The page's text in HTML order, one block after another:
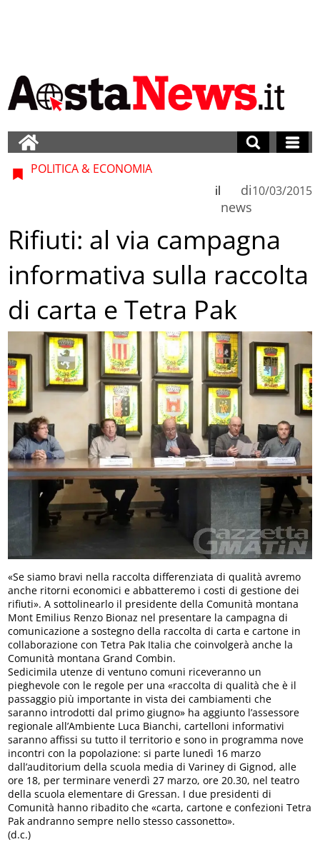
POLITICA & ECONOMIA
di
news
il 10/03/2015
Rifiuti: al via campagna
informativa sulla raccolta
di carta e Tetra Pak
«Se siamo bravi nella raccolta differenziata di qualità avremo
anche ritorni economici e abbatteremo i costi di gestione dei
rifiuti». A sottolinearlo il presidente della Comunità montana
Mont Emilius Renzo Bionaz nel presentare la campagna di
comunicazione a sostegno della raccolta di carta e cartone in
collaborazione con Tetra Pak Italia che coinvolgerà anche la
Comunità montana Grand Combin.
Sedicimila utenze di ventuno comuni riceveranno un
pieghevole con le regole per una «raccolta di qualità che è il
passaggio più importante in vista dei cambiamenti che
saranno introdotti dal primo giugno» ha aggiunto l’assessore
regionale all’Ambiente Luca Bianchi, cartelloni informativi
saranno affissi su tutto il territorio e sono in programma nove
incontri con la popolazione: si parte lunedì 16 marzo
dall’auditorium della scuola media di Variney di Gignod, alle
ore 18, per terminare venerdì 27 marzo, ore 20.30, nel teatro
della scuola elementare di Gressan. I due presidenti di
Comunità hanno ribadito che «carta, cartone e confezioni Tetra
Pak andranno sempre nello stesso cassonetto».
(d.c.)